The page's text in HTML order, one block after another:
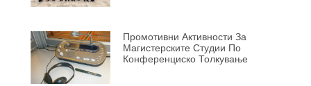
Промотивни Активности За
Магистерските Студии По
Конференциско Толкување